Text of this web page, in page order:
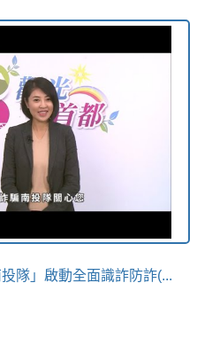
隊」啟動全面識詐防詐(...